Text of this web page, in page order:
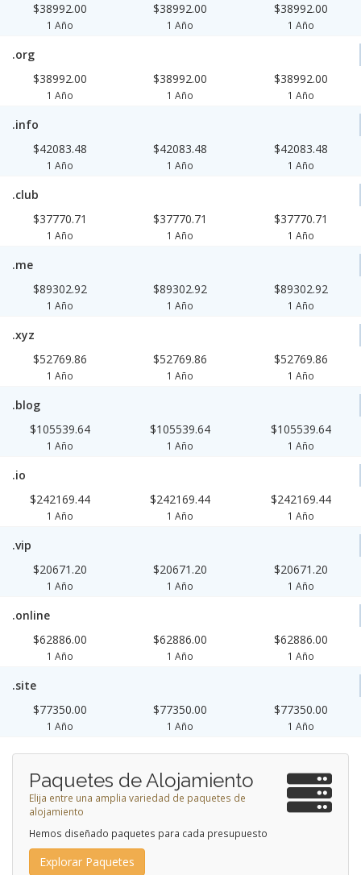
$38992.00
1 Año
$38992.00
1 Año
$38992.00
1 Año
.org
$38992.00
1 Año
$38992.00
1 Año
$38992.00
1 Año
.info
$42083.48
1 Año
$42083.48
1 Año
$42083.48
1 Año
.club
$37770.71
1 Año
$37770.71
1 Año
$37770.71
1 Año
.me
$89302.92
1 Año
$89302.92
1 Año
$89302.92
1 Año
.xyz
$52769.86
1 Año
$52769.86
1 Año
$52769.86
1 Año
.blog
$105539.64
1 Año
$105539.64
1 Año
$105539.64
1 Año
.io
$242169.44
1 Año
$242169.44
1 Año
$242169.44
1 Año
.vip
$20671.20
1 Año
$20671.20
1 Año
$20671.20
1 Año
.online
$62886.00
1 Año
$62886.00
1 Año
$62886.00
1 Año
.site
$77350.00
1 Año
$77350.00
1 Año
$77350.00
1 Año
Paquetes de Alojamiento
Elija entre una amplia variedad de paquetes de
alojamiento
Hemos diseñado paquetes para cada presupuesto
Explorar Paquetes